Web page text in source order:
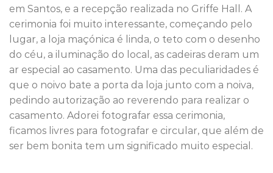
em Santos, e a recepção realizada no Griffe Hall. A
cerimonia foi muito interessante, começando pelo
lugar, a loja maçónica é linda, o teto com o desenho
do céu, a iluminação do local, as cadeiras deram um
ar especial ao casamento. Uma das peculiaridades é
que o noivo bate a porta da loja junto com a noiva,
pedindo autorização ao reverendo para realizar o
casamento. Adorei fotografar essa cerimonia,
ficamos livres para fotografar e circular, que além de
ser bem bonita tem um significado muito especial.